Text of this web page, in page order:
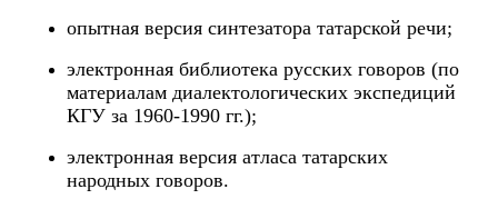
опытная версия синтезатора татарской речи;
электронная библиотека русских говоров (по
материалам диалектологических экспедиций
КГУ за 1960-1990 гг.);
электронная версия атласа татарских
народных говоров.